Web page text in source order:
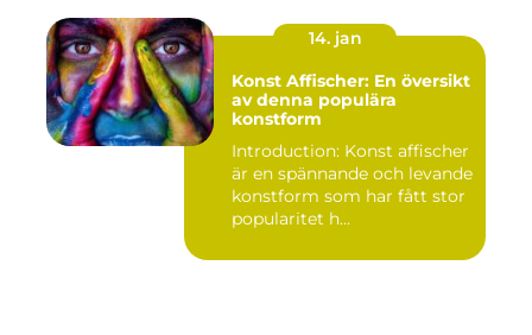
14. jan
Konst Affischer: En översikt
av denna populära
konstform
Introduction: Konst affischer
är en spännande och levande
konstform som har fått stor
popularitet h...